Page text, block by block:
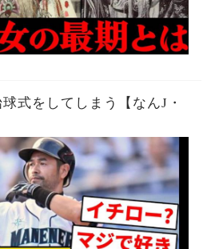
式をしてしまう【なんJ・